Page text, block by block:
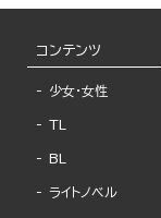
コンテンツ
少女・女性
TL
BL
ライトノベル